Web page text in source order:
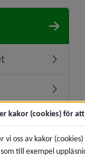
kakor (cookies) för
vi oss av kakor
till exempel